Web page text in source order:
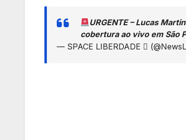
URGENTE – Lucas
cobertura ao vivo em São
— SPACE LIBERDADE 